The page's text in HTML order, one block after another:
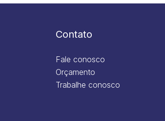
Contato
Fale conosco
Orçamento
Trabalhe conosco